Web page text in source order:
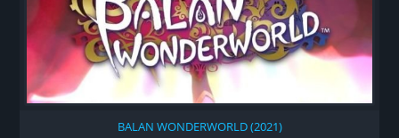
BALAN WONDERWORLD (2021)